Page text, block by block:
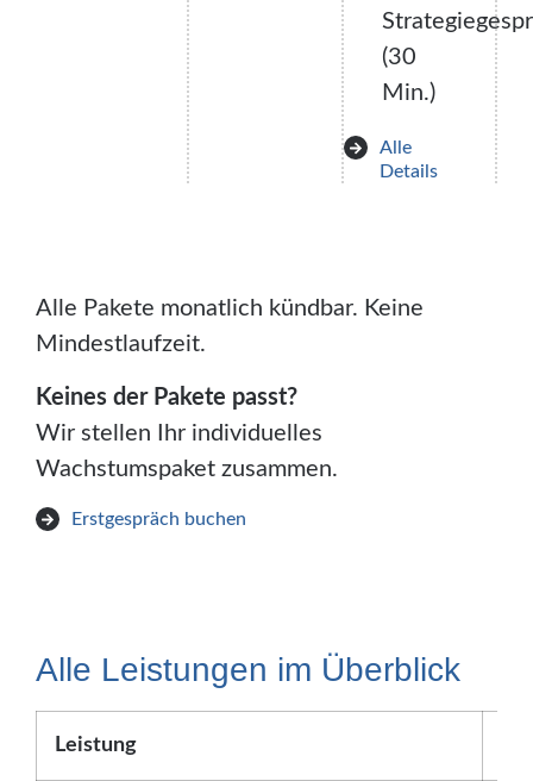
(30
Min.)
Alle
Details
Alle Pakete monatlich kündbar. Keine
Mindestlaufzeit.
Keines der Pakete passt?
Wir stellen Ihr individuelles
Wachstumspaket zusammen.
Erstgespräch buchen
Alle Leistungen im Überblick
Leistung